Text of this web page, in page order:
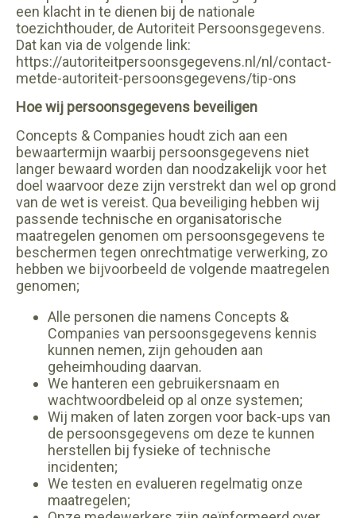
een klacht in te dienen bij de nationale
toezichthouder, de Autoriteit Persoonsgegevens.
Dat kan via de volgende link:
https://autoriteitpersoonsgegevens.nl/nl/contact-
metde-autoriteit-persoonsgegevens/tip-ons
Hoe wij persoonsgegevens beveiligen
Concepts & Companies houdt zich aan een
bewaartermijn waarbij persoonsgegevens niet
langer bewaard worden dan noodzakelijk voor het
doel waarvoor deze zijn verstrekt dan wel op grond
van de wet is vereist. Qua beveiliging hebben wij
passende technische en organisatorische
maatregelen genomen om persoonsgegevens te
beschermen tegen onrechtmatige verwerking, zo
hebben we bijvoorbeeld de volgende maatregelen
genomen;
Alle personen die namens Concepts &
Companies van persoonsgegevens kennis
kunnen nemen, zijn gehouden aan
geheimhouding daarvan.
We hanteren een gebruikersnaam en
wachtwoordbeleid op al onze systemen;
Wij maken of laten zorgen voor back-ups van
de persoonsgegevens om deze te kunnen
herstellen bij fysieke of technische
incidenten;
We testen en evalueren regelmatig onze
maatregelen;